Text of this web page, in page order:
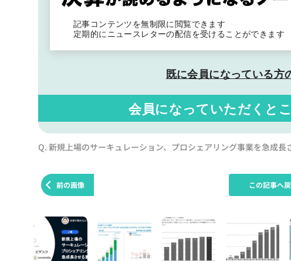
記事コンテンツを無制限に閲覧できます
定期的にニュースレターの配信を受けることができます
既に会員になっている方
会員になっていただくと
Q. 新規上場のサーキュレーション、プロシェアリング事業を急成長
前の画像 この記事へ